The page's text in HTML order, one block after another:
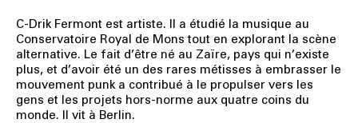
C-Drik Fermont est artiste. Il a étudié la musique au
Conservatoire Royal de Mons tout en explorant la scène
alternative. Le fait d’être né au Zaïre, pays qui n’existe
plus, et d’avoir été un des rares métisses à embrasser le
mouvement punk a contribué à le propulser vers les
gens et les projets hors-norme aux quatre coins du
monde. Il vit à Berlin.